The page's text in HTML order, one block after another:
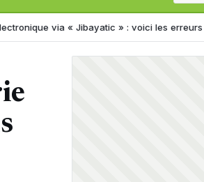
« Jibayatic » : voici les erreurs à ne pas